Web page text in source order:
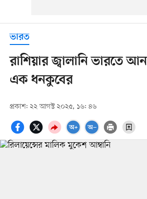
ভারত
রাশিয়ার জ্বালানি ভারতে
এক ধনকুবের
প্রকাশ: ২২ আগস্ট ২০২৫, ১৬: ৪৬